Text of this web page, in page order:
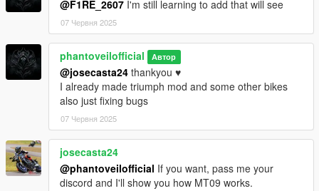
@F1RE_2607 I'm still learning to add that will see
07 Червня 2025
phantoveilofficial Автор
@josecasta24 thankyou ♥️
I already made triumph mod and some other bikes
also just fixing bugs
07 Червня 2025
josecasta24
@phantoveilofficial If you want, pass me your
discord and I'll show you how MT09 works.